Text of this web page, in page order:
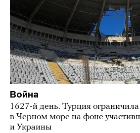
Война
1627-й день. Турция
в Черном море на фоне
и Украины